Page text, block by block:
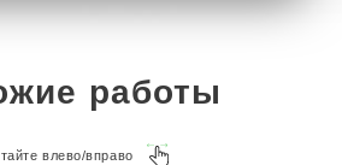
работы
влево/вправо